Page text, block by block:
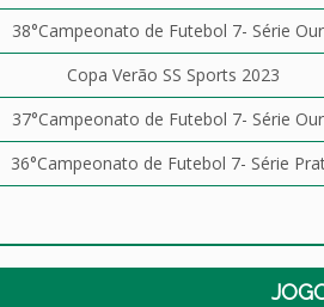
38°Campeonato de Futebol 7- Série
Copa Verão SS Sports 2023
37°Campeonato de Futebol 7- Série
36°Campeonato de Futebol 7- Série